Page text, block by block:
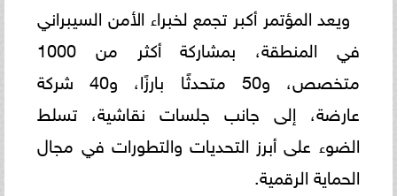
ويعد المؤتمر أكبر تجمع لخبراء الأمن السيبراني
في المنطقة، بمشاركة أكثر من 1000
متخصص، و50 متحدثًا بارزًا، و40 شركة
عارضة، إلى جانب جلسات نقاشية، تسلط
الضوء على أبرز التحديات والتطورات في مجال
الحماية الرقمية.